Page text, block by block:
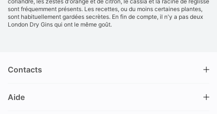
sont fréquemment présents. Les recettes, ou du moins certaines plantes,
sont habituellement gardées secrètes. En fin de compte, il n'y a pas deux
London Dry Gins qui ont le même goût.
Contacts
Nüschelerstrasse 35
Aide